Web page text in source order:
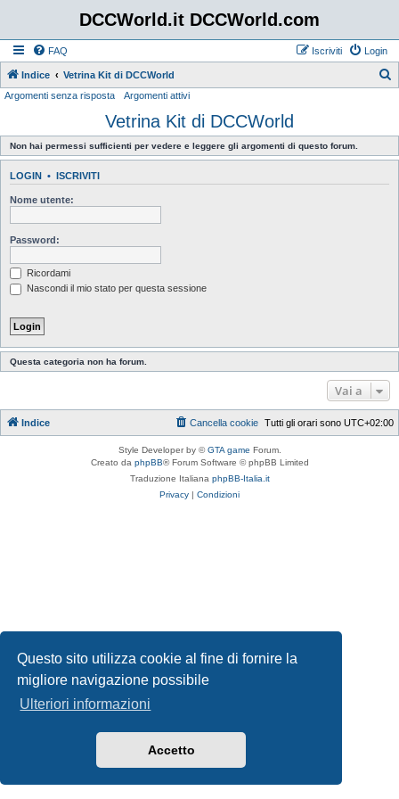
Questo sito utilizza cookie al fine di fornire la
migliore navigazione possibile
Ulteriori informazioni
Accetto
DCCWorld.it DCCWorld.com
FAQ Login
Iscriviti
Indice Vetrina Kit di DCCWorld
c
a
Argomenti senza risposta Argomenti attivi
Vetrina Kit di DCCWorld
Non hai permessi sufficienti per vedere e leggere gli argomenti di questo forum.
LOGIN • ISCRIVITI
Nome utente:
Password:
Ricordami
Nascondi il mio stato per questa sessione
Questa categoria non ha forum.
Vai a
Indice Tutti gli orari sono UTC+02:00
Cancella cookie
Style Developer by ©GTA game Forum.
Creato da phpBB® Forum Software © phpBB Limited
Traduzione Italiana phpBB-Italia.it
Privacy | Condizioni